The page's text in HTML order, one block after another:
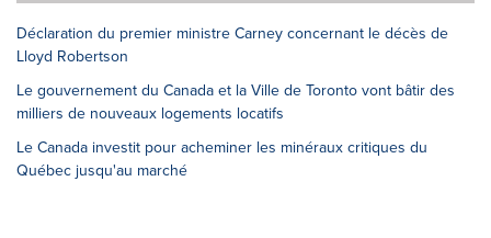
Déclaration du premier ministre Carney concernant le décès de
Lloyd Robertson
Le gouvernement du Canada et la Ville de Toronto vont bâtir des
milliers de nouveaux logements locatifs
Le Canada investit pour acheminer les minéraux critiques du
Québec jusqu'au marché